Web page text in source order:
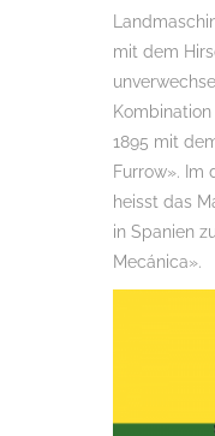
mit dem
1895 mit
Furrow». Im
heisst das
in Spanien
Mecánica».